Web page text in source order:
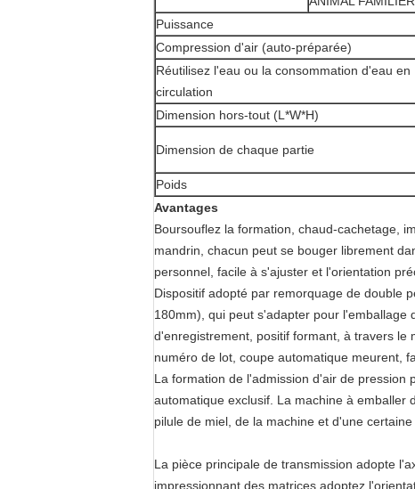
Puissance
Compression d'air (auto-préparée)
Réutilisez l'eau ou la consommation d'eau en
circulation
Dimension hors-tout (L*W*H)
Dimension de chaque partie
Poids
Avantages
Boursouflez la formation, chaud-cachetage,
mandrin, chacun peut se bouger librement
personnel, facile à s'ajuster et l'orientation
Dispositif adopté par remorquage de double
180mm), qui peut s'adapter pour
d'enregistrement, positif formant, à travers le
numéro de lot, coupe automatique meurent,
La formation de l'admission d'air de pression
automatique exclusif. La machine à emballer
pilule de miel, de la machine et d'une
La pièce principale de transmission adopte
impressionnant des matrices adoptez